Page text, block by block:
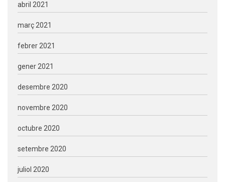
abril 2021
març 2021
febrer 2021
gener 2021
desembre 2020
novembre 2020
octubre 2020
setembre 2020
juliol 2020